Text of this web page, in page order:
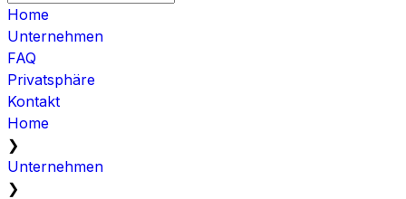
Home
Unternehmen
FAQ
Privatsphäre
Kontakt
Home
❯
Unternehmen
❯